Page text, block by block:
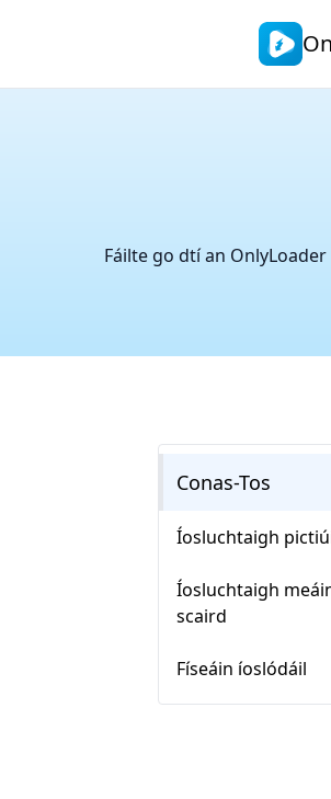
Fáilte go dtí an
Conas-Tos
Íosluchtaigh
Íosluchtaigh
scaird
Físeáin íoslódáil